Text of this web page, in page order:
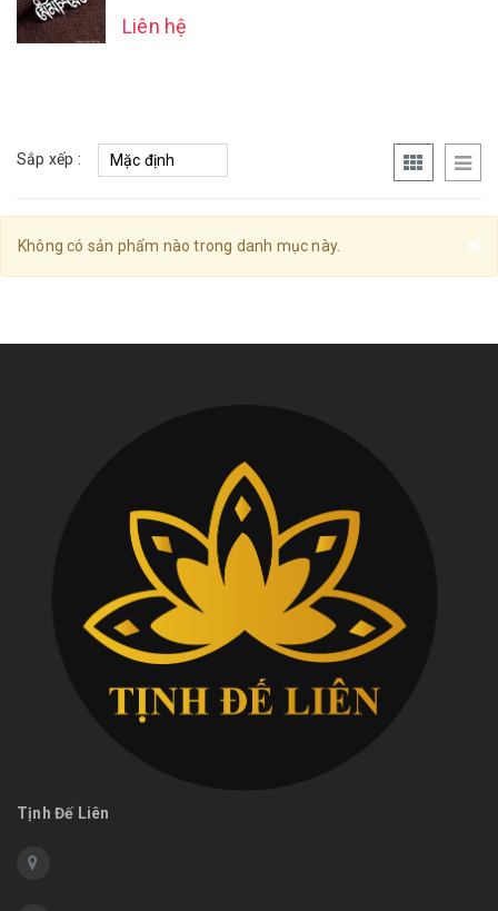
Liên hệ
Sắp xếp :
×
Không có sản phẩm nào trong danh mục này.
Tịnh Đế Liên